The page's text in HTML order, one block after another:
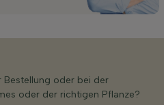
Bestellung oder bei der
oder der richtigen Pflanze?